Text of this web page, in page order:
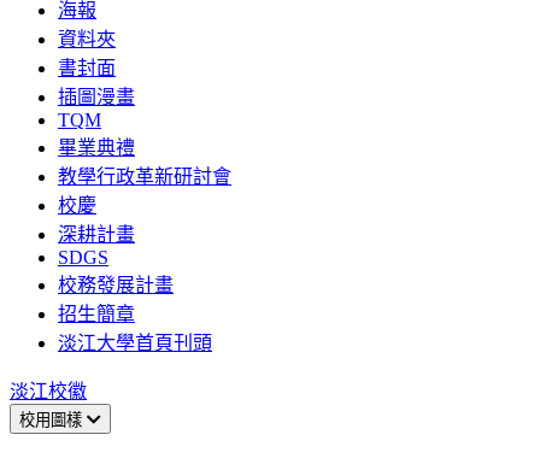
海報
資料夾
書封面
插圖漫畫
TQM
畢業典禮
教學行政革新研討會
校慶
深耕計畫
SDGS
校務發展計畫
招生簡章
淡江大學首頁刊頭
淡江校徽
校用圖樣